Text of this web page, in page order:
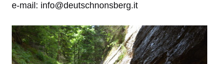
e-mail: info@deutschnonsberg.it